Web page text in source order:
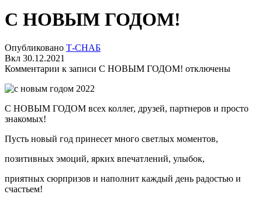
С НОВЫМ ГОДОМ!
Опубликовано Т-СНАБ
Вкл 30.12.2021
Комментарии к записи С НОВЫМ ГОДОМ! отключены
С НОВЫМ ГОДОМ всех коллег, друзей, партнеров и просто
знакомых!
Пусть новый год принесет много светлых моментов,
позитивных эмоций, ярких впечатлений, улыбок,
приятных сюрпризов и наполнит каждый день радостью и
счастьем!